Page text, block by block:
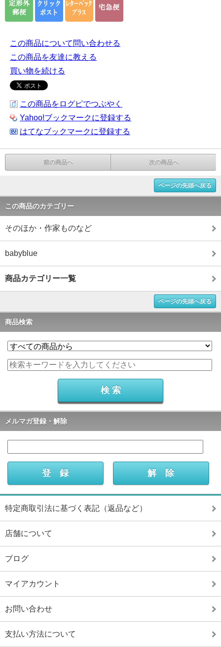
この商品について問い合わせる
この商品を友達に教える
買い物を続ける
この商品をログピでつぶやく
Yahoo!ブックマークに登録する
はてなブックマークに登録する
前の商品へ 次の商品へ
ページの先頭へ戻る
この商品のカテゴリー
そのほか・作家ものなど
babyblue
商品カテゴリー一覧
ページの先頭へ戻る
商品検索
メルマガ登録・解除
特定商取引法に基づく表記（返品など）
店舗について
ブログ
マイアカウント
お問い合わせ
支払い方法について